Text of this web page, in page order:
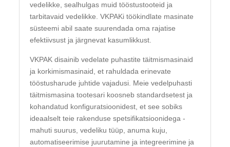
vedelikke, sealhulgas muid tööstustooteid ja
tarbitavaid vedelikke. VKPAKi töökindlate masinate
süsteemi abil saate suurendada oma rajatise
efektiivsust ja järgnevat kasumlikkust.
VKPAK disainib vedelate puhastite täitmismasinaid
ja korkimismasinaid, et rahuldada erinevate
tööstusharude juhtide vajadusi. Meie vedelpuhasti
täitmismasina tootesari koosneb standardsetest ja
kohandatud konfiguratsioonidest, et see sobiks
ideaalselt teie rakenduse spetsifikatsioonidega -
mahuti suurus, vedeliku tüüp, anuma kuju,
automatiseerimise juurutamine ja integreerimine ja